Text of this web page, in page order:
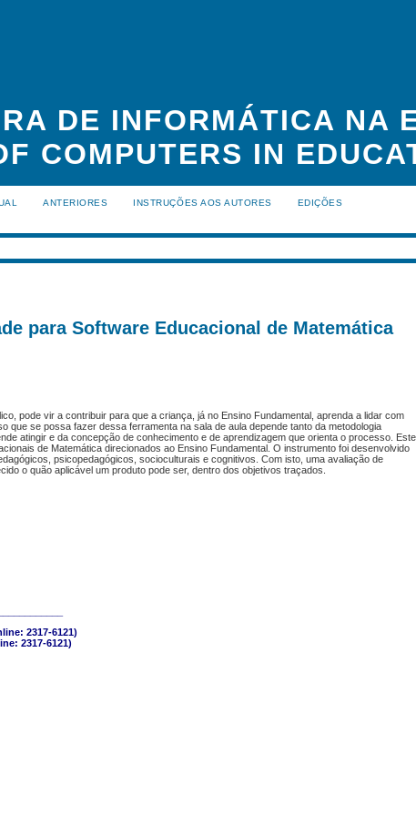
DE INFORMÁTICA NA
COMPUTERS IN
ANTERIORES INSTRUÇÕES AOS AUTORES
EDIÇÕES
para Software Educacional de Matemática
pode vir a contribuir para que a criança, já no Ensino Fundamental, aprenda a lidar com
se possa fazer dessa ferramenta na sala de aula depende tanto da metodologia
atingir e da concepção de conhecimento e de aprendizagem que orienta o processo. Este
de Matemática direcionados ao Ensino Fundamental. O instrumento foi desenvolvido
psicopedagógicos, socioculturais e cognitivos. Com isto, uma avaliação de
o quão aplicável um produto pode ser, dentro dos objetivos traçados.
2317-6121)
2317-6121)